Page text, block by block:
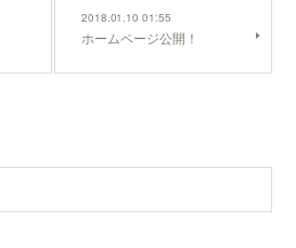
2018.01.10 01:55
ホームページ公開！